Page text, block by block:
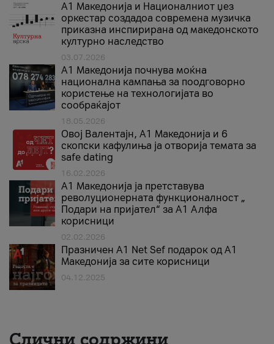
А1 Македонија и Националниот џез
оркестар создадоа современа музичка
приказна инспирирана од македонското
културно наследство
03.07.2026
A1 Македонија почнува моќна
национална кампања за поодговорно
користење на технологијата во
сообраќајот
18.05.2026
Овој Валентајн, A1 Македонија и 6
скопски кафулиња ја отворија темата за
safe dating
16.02.2026
А1 Македонија ја претставува
револуционерната функционалност „
Подари на пријател“ за А1 Алфа
корисници
02.02.2026
Празничен A1 Net Sеf подарок од А1
Македонија за сите корисници
04.12.2025
Слични содржини